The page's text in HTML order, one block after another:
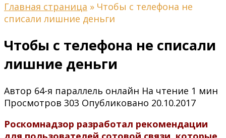
Главная страница » Чтобы с телефона не
списали лишние деньги
Чтобы с телефона не списали
лишние деньги
Автор 64-я параллель онлайн На чтение 1 мин
Просмотров 303 Опубликовано 20.10.2017
Роскомнадзор разработал рекомендации